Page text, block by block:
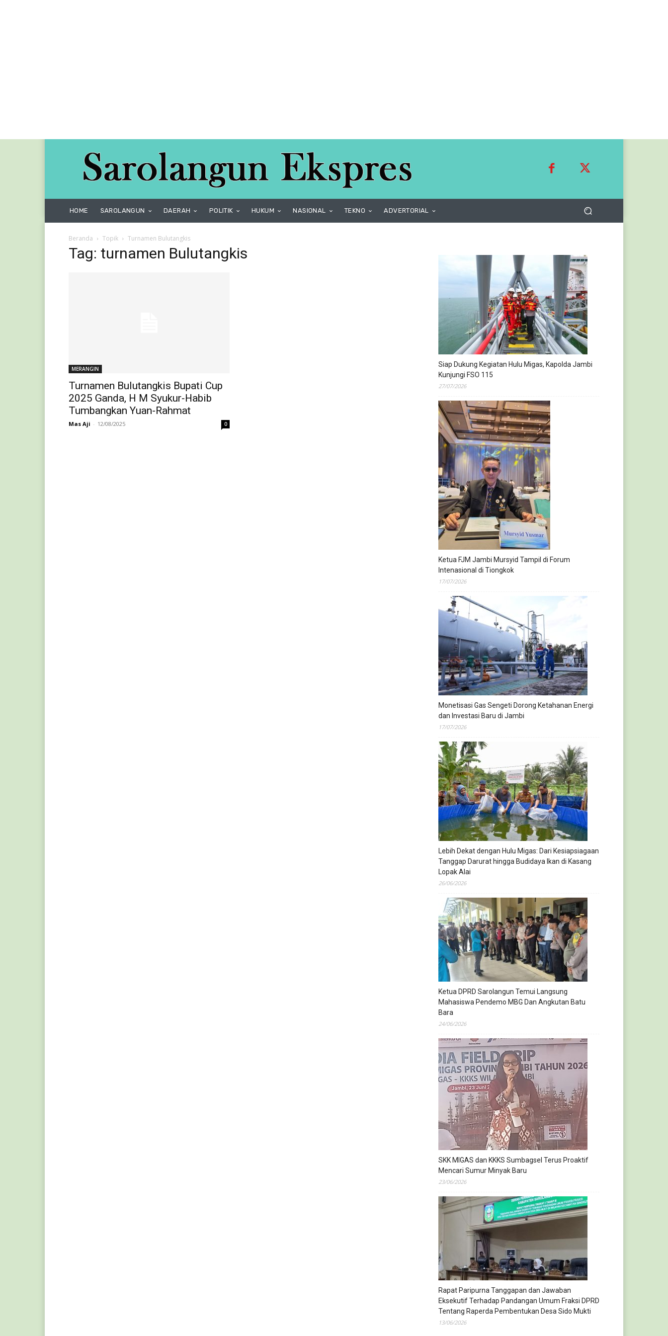
HOME SAROLANGUN DAERAH POLITIK HUKUM NASIONAL TEKNO ADVERTORIAL
Beranda Topik Turnamen Bulutangkis
Tag: turnamen Bulutangkis
MERANGIN
Turnamen Bulutangkis Bupati Cup
2025 Ganda, H M Syukur-Habib
Tumbangkan Yuan-Rahmat
Mas Aji - 12/08/2025 0
Siap Dukung Kegiatan Hulu Migas, Kapolda Jambi
Kunjungi FSO 115
27/07/2026
Ketua FJM Jambi Mursyid Tampil di Forum
Intenasional di Tiongkok
17/07/2026
Monetisasi Gas Sengeti Dorong Ketahanan Energi
dan Investasi Baru di Jambi
17/07/2026
Lebih Dekat dengan Hulu Migas: Dari Kesiapsiagaan
Tanggap Darurat hingga Budidaya Ikan di Kasang
Lopak Alai
26/06/2026
Ketua DPRD Sarolangun Temui Langsung
Mahasiswa Pendemo MBG Dan Angkutan Batu
Bara
24/06/2026
SKK MIGAS dan KKKS Sumbagsel Terus Proaktif
Mencari Sumur Minyak Baru
23/06/2026
Rapat Paripurna Tanggapan dan Jawaban
Eksekutif Terhadap Pandangan Umum Fraksi DPRD
Tentang Raperda Pembentukan Desa Sido Mukti
13/06/2026